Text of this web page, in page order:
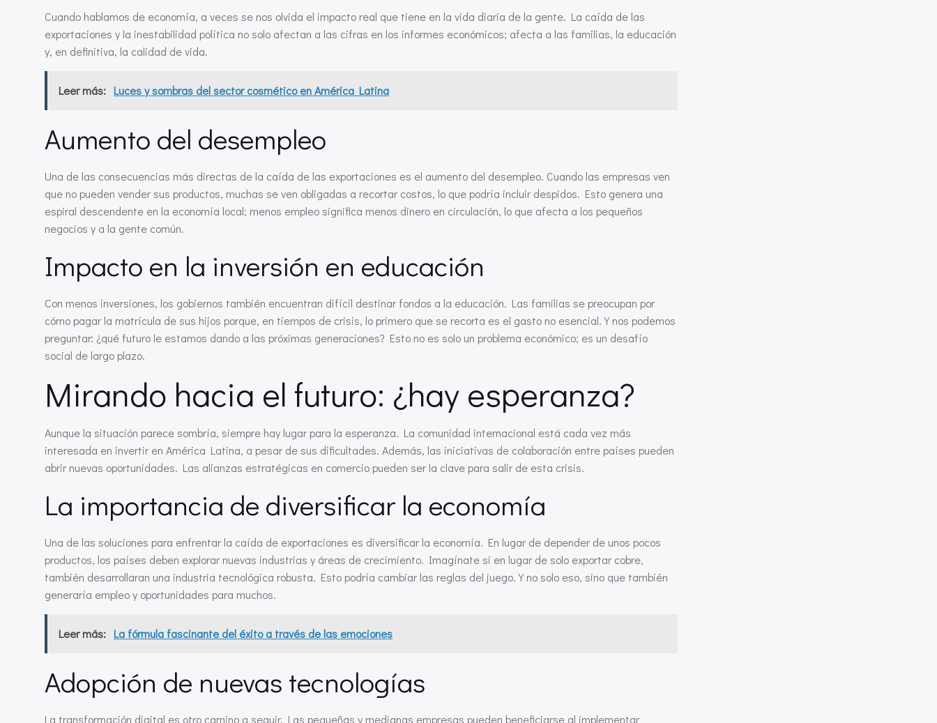
Cuando hablamos de economía, a veces se nos olvida el impacto real que tiene en la vida diaria de la gente. La caída de las
exportaciones y la inestabilidad política no solo afectan a las cifras en los informes económicos; afecta a las familias, la educación
y, en definitiva, la calidad de vida.
Leer más: Luces y sombras del sector cosmético en América Latina
Aumento del desempleo
Una de las consecuencias más directas de la caída de las exportaciones es el aumento del desempleo. Cuando las empresas ven
que no pueden vender sus productos, muchas se ven obligadas a recortar costos, lo que podría incluir despidos. Esto genera una
espiral descendente en la economía local; menos empleo significa menos dinero en circulación, lo que afecta a los pequeños
negocios y a la gente común.
Impacto en la inversión en educación
Con menos inversiones, los gobiernos también encuentran difícil destinar fondos a la educación. Las familias se preocupan por
cómo pagar la matrícula de sus hijos porque, en tiempos de crisis, lo primero que se recorta es el gasto no esencial. Y nos podemos
preguntar: ¿qué futuro le estamos dando a las próximas generaciones? Esto no es solo un problema económico; es un desafío
social de largo plazo.
Mirando hacia el futuro: ¿hay esperanza?
Aunque la situación parece sombría, siempre hay lugar para la esperanza. La comunidad internacional está cada vez más
interesada en invertir en América Latina, a pesar de sus dificultades. Además, las iniciativas de colaboración entre países pueden
abrir nuevas oportunidades. Las alianzas estratégicas en comercio pueden ser la clave para salir de esta crisis.
La importancia de diversificar la economía
Una de las soluciones para enfrentar la caída de exportaciones es diversificar la economía. En lugar de depender de unos pocos
productos, los países deben explorar nuevas industrias y áreas de crecimiento. Imagínate si en lugar de solo exportar cobre,
también desarrollaran una industria tecnológica robusta. Esto podría cambiar las reglas del juego. Y no solo eso, sino que también
generaría empleo y oportunidades para muchos.
Leer más: La fórmula fascinante del éxito a través de las emociones
Adopción de nuevas tecnologías
La transformación digital es otro camino a seguir. Las pequeñas y medianas empresas pueden beneficiarse al implementar